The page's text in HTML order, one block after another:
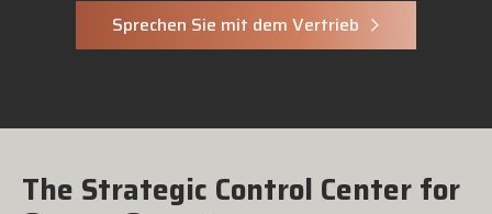
Sprechen Sie mit dem Vertrieb
The Strategic Control Center for